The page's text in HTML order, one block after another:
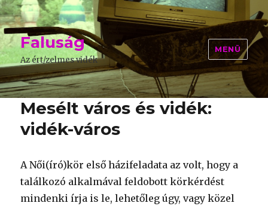
Faluság
Az ért/zelmes vidék
MENÜ
Mesélt város és vidék:
vidék-város
A Női(író)kör első házifeladata az volt, hogy a
találkozó alkalmával feldobott körkérdést
mindenki írja is le, lehetőleg úgy, vagy közel